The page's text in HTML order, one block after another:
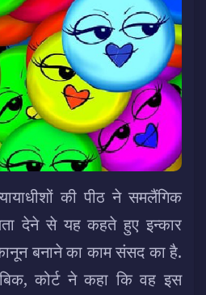
की पीठ ने समलैंगिक
देने से यह कहते हुए इन्कार
बनाने का काम संसद का है.
कोर्ट ने कहा कि वह इस